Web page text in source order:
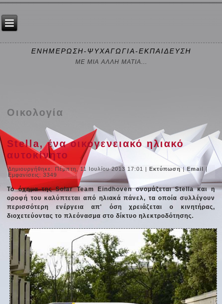
ΕΝΗΜΕΡΩΣΗ-ΨΥΧΑΓΩΓΙΑ-ΕΚΠΑΙΔΕΥΣΗ
ΜΕ ΜΙΑ ΑΛΛΗ ΜΑΤΙΑ...
Οικολογία
Stella, ένα οικογενειακό ηλιακό
αυτοκίνητο
Δημιουργήθηκε: Πέμπτη, 11 Ιουλίου 2013 17:01 |Εκτύπωση|Email|
Εμφανίσεις: 3349
Το όχημα της Solar Team Eindhoven ονομάζεται Stella και η
οροφή του καλύπτεται από ηλιακά πάνελ, τα οποία συλλέγουν
περισσότερη ενέργεια απ' όση χρειάζεται ο κινητήρας,
διοχετεύοντας το πλεόνασμα στο δίκτυο ηλεκτροδότησης.